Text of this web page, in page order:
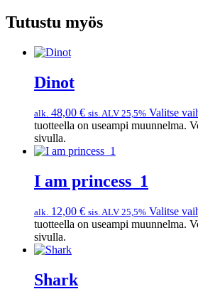
Tutustu myös
Dinot
alk. 48,00 € sis. ALV 25,5% Valitse
tuotteella on useampi muunnelma.
sivulla.
I am princess_1
alk. 12,00 € sis. ALV 25,5% Valitse
tuotteella on useampi muunnelma.
sivulla.
Shark